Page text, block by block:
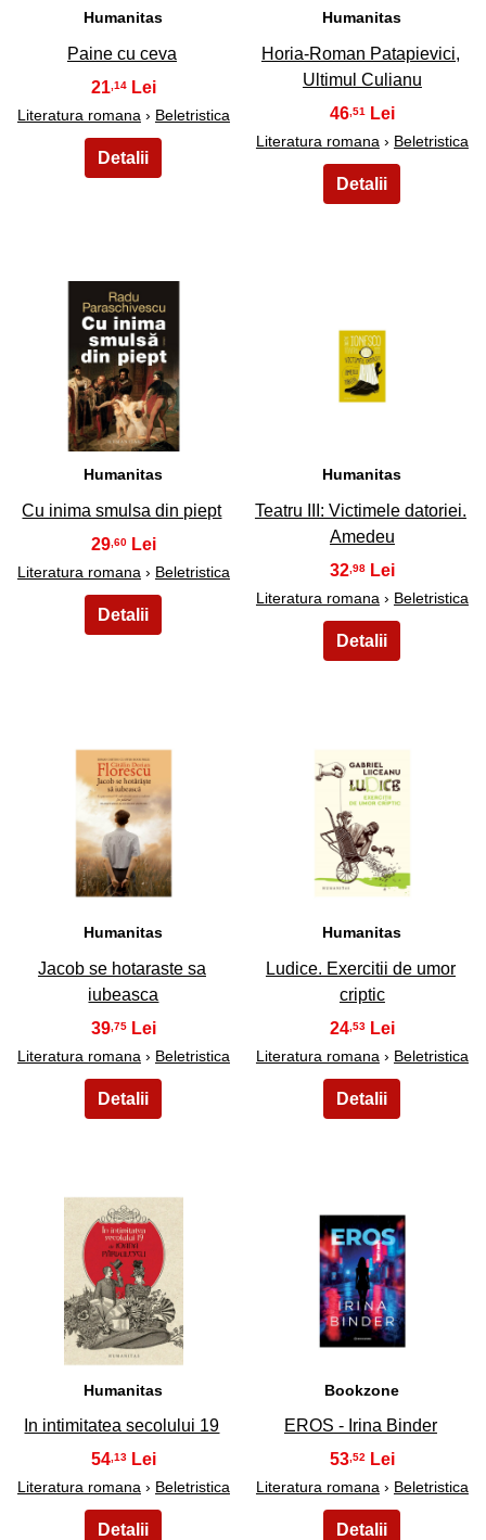
Humanitas
Paine cu ceva
21 ,14
Literatura romana › Beletristica
Humanitas
Horia-Roman Patapievici,
Ultimul Culianu
46,51
Literatura romana › Beletristica
37
Humanitas
Cu inima smulsa din piept
29,60
Literatura romana› Beletristica
38
Humanitas
Teatru III: Victimele datoriei.
Amedeu
32 ,98
Literatura romana› Beletristica
39
Humanitas
Jacob se hotaraste sa
iubeasca
39,75
Literatura romana › Beletristica
40
Humanitas
Ludice. Exercitii de umor
criptic
24 ,53
Literatura romana › Beletristica
41
Humanitas
In intimitatea secolului 19
54,13
Literatura romana› Beletristica
42
Bookzone
EROS - Irina Binder
53,52
Literatura romana› Beletristica